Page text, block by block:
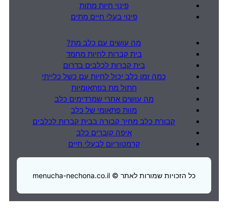
פינוי חיות מתות
פינוי בעלי חיים מתים
מה עושים עם כלב מת?
בית קברות לחיות מחמד
בית קברות לכלבים בדרום
כמה זמן כלב יכול לחיות עם כשל כלייתי
חתול מת בפתאומיות
מה עושים אחרי שמרדימים כלב
מוות פתאומי של כלב
קבורת כלב מחיר קבורה בבית קברות לכלבים
איפה קוברים כלב
קרמטוריום לבעלי חיים
כל הזכויות שמורות לאתר © menucha-nechona.co.il